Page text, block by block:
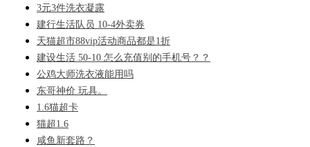
3元3件洗衣凝露
建行生活队员 10-4外卖券
天猫超市88vip活动商品都是1折
建设生活 50-10 怎么充值别的手机号？？
公鸡大师洗衣液能用吗
东哥神价 玩具。
1.6猫超卡
猫超1.6
咸鱼新套路？